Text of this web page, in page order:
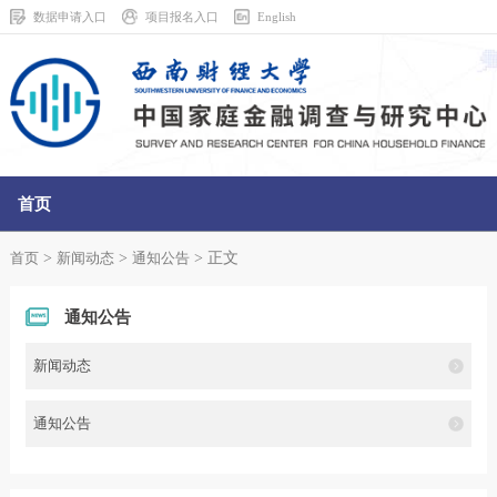
数据申请入口 项目报名入口 English
首页
走进中心
调查中心
数据中心
数据调查共享平台
首页> 新闻动态> 通知公告> 正文
通知公告
新闻动态
通知公告